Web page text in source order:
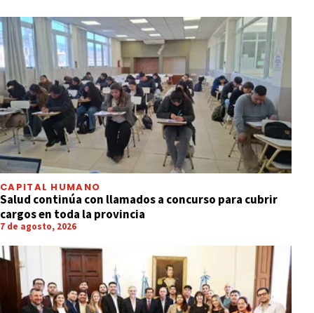
CAPITAL HUMANO
Salud continúa con llamados a concurso para cubrir
cargos en toda la provincia
7 de agosto, 2026